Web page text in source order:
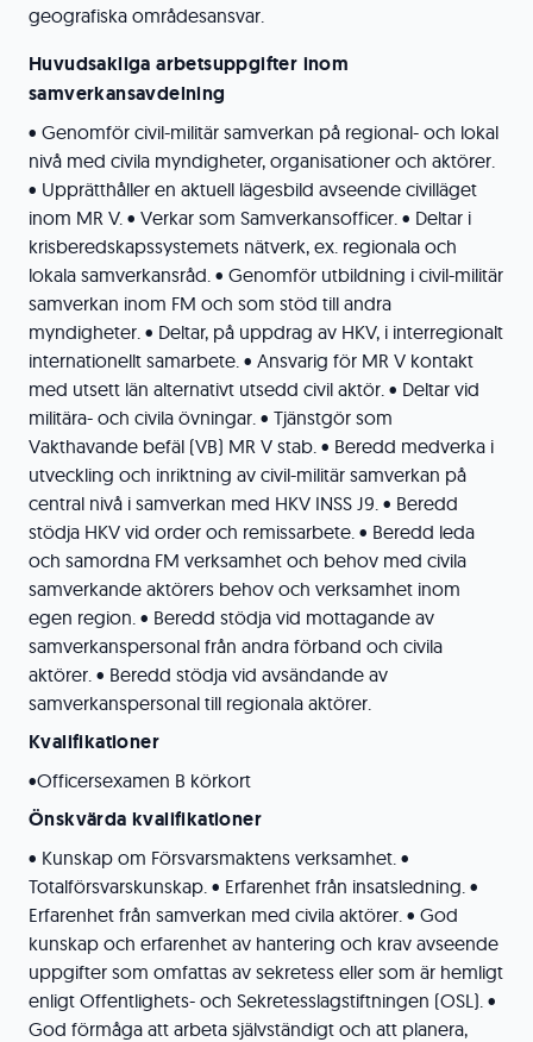
geografiska områdesansvar.
Huvudsakliga arbetsuppgifter inom
samverkansavdelning
• Genomför civil-militär samverkan på regional- och lokal
nivå med civila myndigheter, organisationer och aktörer.
• Upprätthåller en aktuell lägesbild avseende civilläget
inom MR V. • Verkar som Samverkansofficer. • Deltar i
krisberedskapssystemets nätverk, ex. regionala och
lokala samverkansråd. • Genomför utbildning i civil-militär
samverkan inom FM och som stöd till andra
myndigheter. • Deltar, på uppdrag av HKV, i interregionalt
internationellt samarbete. • Ansvarig för MR V kontakt
med utsett län alternativt utsedd civil aktör. • Deltar vid
militära- och civila övningar. • Tjänstgör som
Vakthavande befäl (VB) MR V stab. • Beredd medverka i
utveckling och inriktning av civil-militär samverkan på
central nivå i samverkan med HKV INSS J9. • Beredd
stödja HKV vid order och remissarbete. • Beredd leda
och samordna FM verksamhet och behov med civila
samverkande aktörers behov och verksamhet inom
egen region. • Beredd stödja vid mottagande av
samverkanspersonal från andra förband och civila
aktörer. • Beredd stödja vid avsändande av
samverkanspersonal till regionala aktörer.
Kvalifikationer
•Officersexamen B körkort
Önskvärda kvalifikationer
• Kunskap om Försvarsmaktens verksamhet. •
Totalförsvarskunskap. • Erfarenhet från insatsledning. •
Erfarenhet från samverkan med civila aktörer. • God
kunskap och erfarenhet av hantering och krav avseende
uppgifter som omfattas av sekretess eller som är hemligt
enligt Offentlighets- och Sekretesslagstiftningen (OSL). •
God förmåga att arbeta självständigt och att planera,